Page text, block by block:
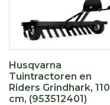
Husqvarna
Tuintractoren en
Riders Grindhark, 110
cm, (953512401)